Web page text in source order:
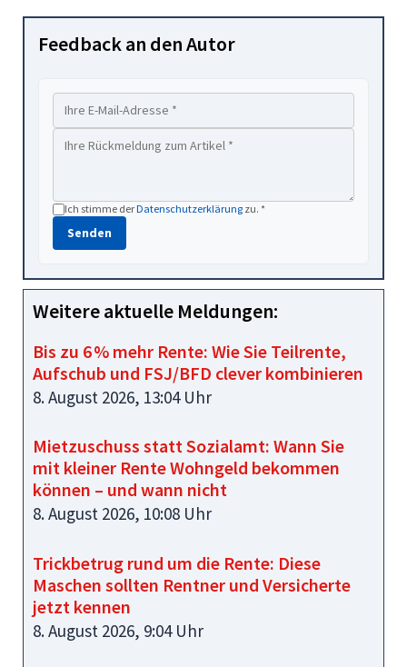
Feedback an den Autor
Ich stimme derDatenschutzerklärung zu. *
Senden
Weitere aktuelle Meldungen:
Bis zu 6 % mehr Rente: Wie Sie Teilrente,
Aufschub und FSJ/BFD clever kombinieren
8. August 2026, 13:04 Uhr
Mietzuschuss statt Sozialamt: Wann Sie
mit kleiner Rente Wohngeld bekommen
können – und wann nicht
8. August 2026, 10:08 Uhr
Trickbetrug rund um die Rente: Diese
Maschen sollten Rentner und Versicherte
jetzt kennen
8. August 2026, 9:04 Uhr